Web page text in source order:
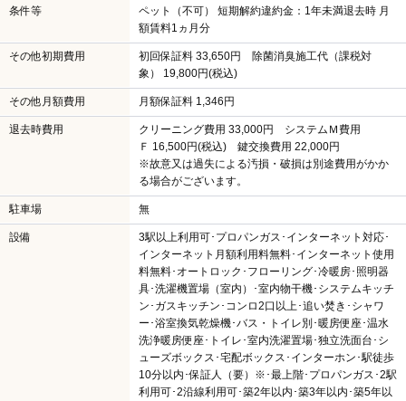
条件等
ペット（不可） 短期解約違約金：1年未満退去時 月
額賃料1ヵ月分
その他初期費用
初回保証料 33,650円 除菌消臭施工代（課税対
象） 19,800円(税込)
その他月額費用 月額保証料 1,346円
退去時費用
クリーニング費用 33,000円 システムＭ費用
Ｆ 16,500円(税込) 鍵交換費用 22,000円
※故意又は過失による汚損・破損は別途費用がかか
る場合がございます。
駐車場 無
設備
3駅以上利用可･プロパンガス･インターネット対応･
インターネット月額利用料無料･インターネット使用
料無料･オートロック･フローリング･冷暖房･照明器
具･洗濯機置場（室内）･室内物干機･システムキッチ
ン･ガスキッチン･コンロ2口以上･追い焚き･シャワ
ー･浴室換気乾燥機･バス・トイレ別･暖房便座･温水
洗浄暖房便座･トイレ･室内洗濯置場･独立洗面台･シ
ューズボックス･宅配ボックス･インターホン･駅徒歩
10分以内･保証人（要）※･最上階･プロパンガス･2駅
利用可･2沿線利用可･築2年以内･築3年以内･築5年以